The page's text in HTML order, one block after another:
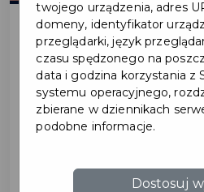
2023-04-06
SUKCES
twojego urządzenia, adres
domeny, identyfikator
przeglądarki, język
czasu spędzonego na
data i godzina korzystania z
systemu operacyjnego,
zbierane w dziennikach
podobne informacje.
Dostosuj